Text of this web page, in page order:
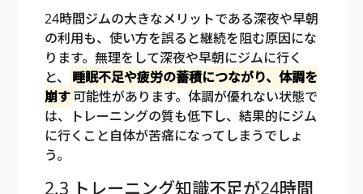
24時間ジムの大きなメリットである深夜や早朝
の利用も、使い方を誤ると継続を阻む原因にな
ります。無理をして深夜や早朝にジムに行く
と、
睡眠不足や疲労の蓄積につながり、体調を
崩す可能性があります。体調が優れない状態で
は、トレーニングの質も低下し、結果的にジム
に行くこと自体が苦痛になってしまうでしょ
う。
2.3 トレーニング知識不足が24時間